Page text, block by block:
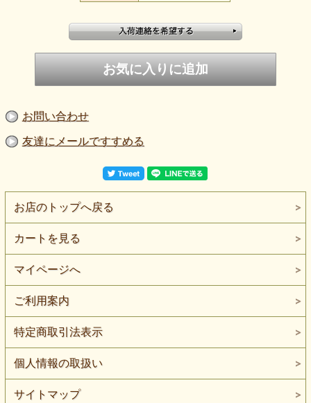
お問い合わせ
友達にメールですすめる
お店のトップへ戻る
カートを見る
マイページへ
ご利用案内
特定商取引法表示
個人情報の取扱い
サイトマップ